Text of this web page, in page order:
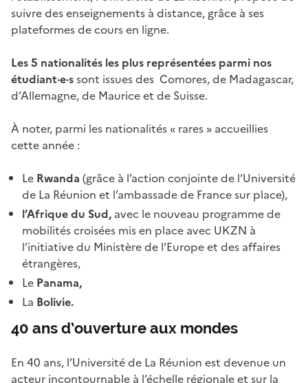
suivre des enseignements à distance, grâce à ses
plateformes de cours en ligne.
Les 5 nationalités les plus représentées parmi nos
étudiant·e·ssont issues des Comores, de Madagascar,
d’Allemagne, de Maurice et de Suisse.
À noter, parmi les nationalités « rares » accueillies
cette année :
Le Rwanda (grâce à l’action conjointe de l’Université
de La Réunion et l’ambassade de France sur place),
l’Afrique du Sud, avec le nouveau programme de
mobilités croisées mis en place avec UKZN à
l’initiative du Ministère de l’Europe et des affaires
étrangères,
Le Panama,
La Bolivie.
40 ans d’ouverture aux mondes
En 40 ans, l’Université de La Réunion est devenue un
acteur incontournable à l’échelle régionale et sur la